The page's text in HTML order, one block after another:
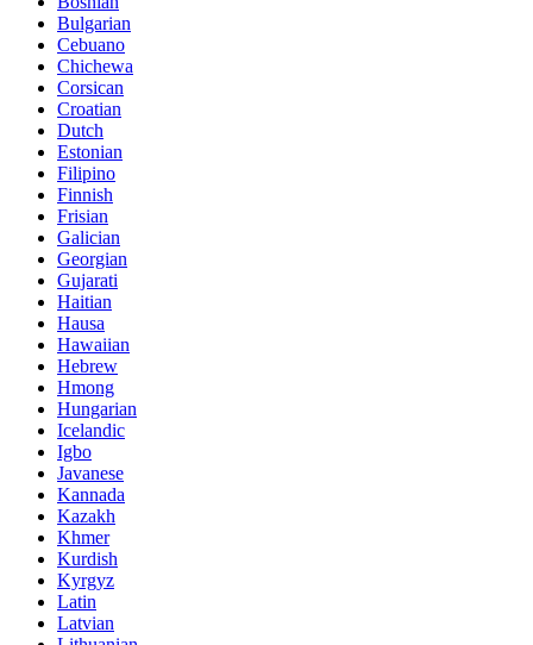
Bulgarian
Cebuano
Chichewa
Corsican
Croatian
Dutch
Estonian
Filipino
Finnish
Frisian
Galician
Georgian
Gujarati
Haitian
Hausa
Hawaiian
Hebrew
Hmong
Hungarian
Icelandic
Igbo
Javanese
Kannada
Kazakh
Khmer
Kurdish
Kyrgyz
Latin
Latvian